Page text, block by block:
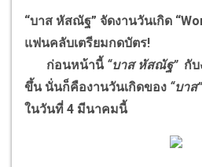
“บาส หัสณัฐ” จัดงานวันเกิด
แฟนคลับเตรียมกดบัตร!
ก่อนหน้านี้ “บาส หัสณัฐ”กับ
ขึ้น นั่นก็คืองานวันเกิดของ “บาส”
ในวันที่ 4 มีนาคมนี้